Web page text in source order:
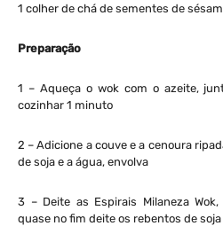
1 colher de chá de sementes de
Preparação
1 – Aqueça o wok com o azeite,
cozinhar 1 minuto
2 – Adicione a couve e a cenoura
de soja e a água, envolva
3 – Deite as Espirais Milaneza
quase no fim deite os rebentos de